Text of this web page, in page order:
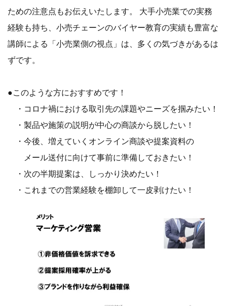
ための注意点もお伝えいたします。 大手小売業での実務
経験も持ち、小売チェーンのバイヤー教育の実績も豊富な
講師による「小売業側の視点」は、多くの気づきがあるは
ずです。
●このような方におすすめです！
・コロナ禍における取引先の課題やニーズを掴みたい！
・製品や施策の説明が中心の商談から脱したい！
・今後、増えていくオンライン商談や提案資料の
メール送付に向けて事前に準備しておきたい！
・次の半期提案は、しっかり決めたい！
・これまでの営業経験を棚卸して一皮剥けたい！